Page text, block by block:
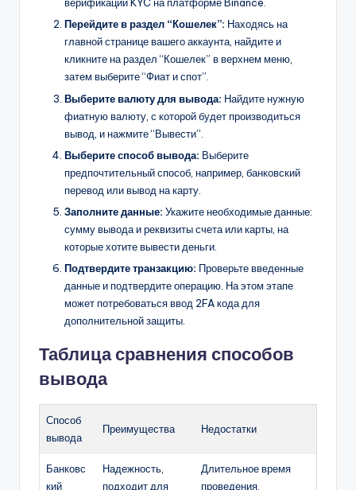
верификации KYC на платформе Binance.
Перейдите в раздел “Кошелек”: Находясь на
главной странице вашего аккаунта, найдите и
кликните на раздел “Кошелек” в верхнем меню,
затем выберите “Фиат и спот”.
Выберите валюту для вывода: Найдите нужную
фиатную валюту, с которой будет производиться
вывод, и нажмите “Вывести”.
Выберите способ вывода: Выберите
предпочтительный способ, например, банковский
перевод или вывод на карту.
Заполните данные: Укажите необходимые данные:
сумму вывода и реквизиты счета или карты, на
которые хотите вывести деньги.
Подтвердите транзакцию: Проверьте введенные
данные и подтвердите операцию. На этом этапе
может потребоваться ввод 2FA кода для
дополнительной защиты.
Таблица сравнения способов
вывода
Способ
вывода
Преимущества Недостатки
Банковс
кий
Надежность,
подходит для
Длительное время
проведения,